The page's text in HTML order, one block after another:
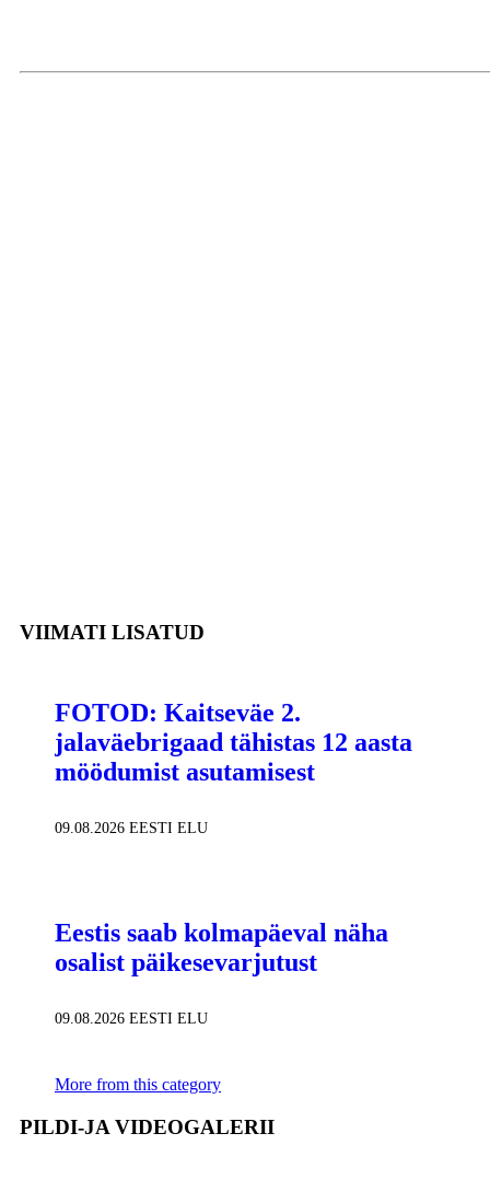
VIIMATI LISATUD
FOTOD: Kaitseväe 2.
jalaväebrigaad tähistas 12 aasta
möödumist asutamisest
09.08.2026 EESTI ELU
Eestis saab kolmapäeval näha
osalist päikesevarjutust
09.08.2026 EESTI ELU
More from this category
PILDI-JA VIDEOGALERII